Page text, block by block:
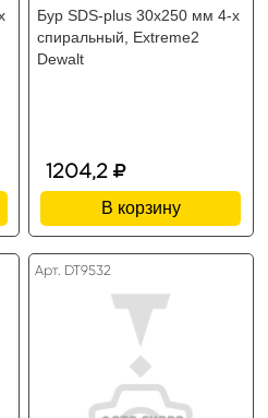
Бур SDS-plus 30х250 мм 4-х
спиральный, Extreme2
Dewalt
1204,2
В корзину
Арт. DT9532